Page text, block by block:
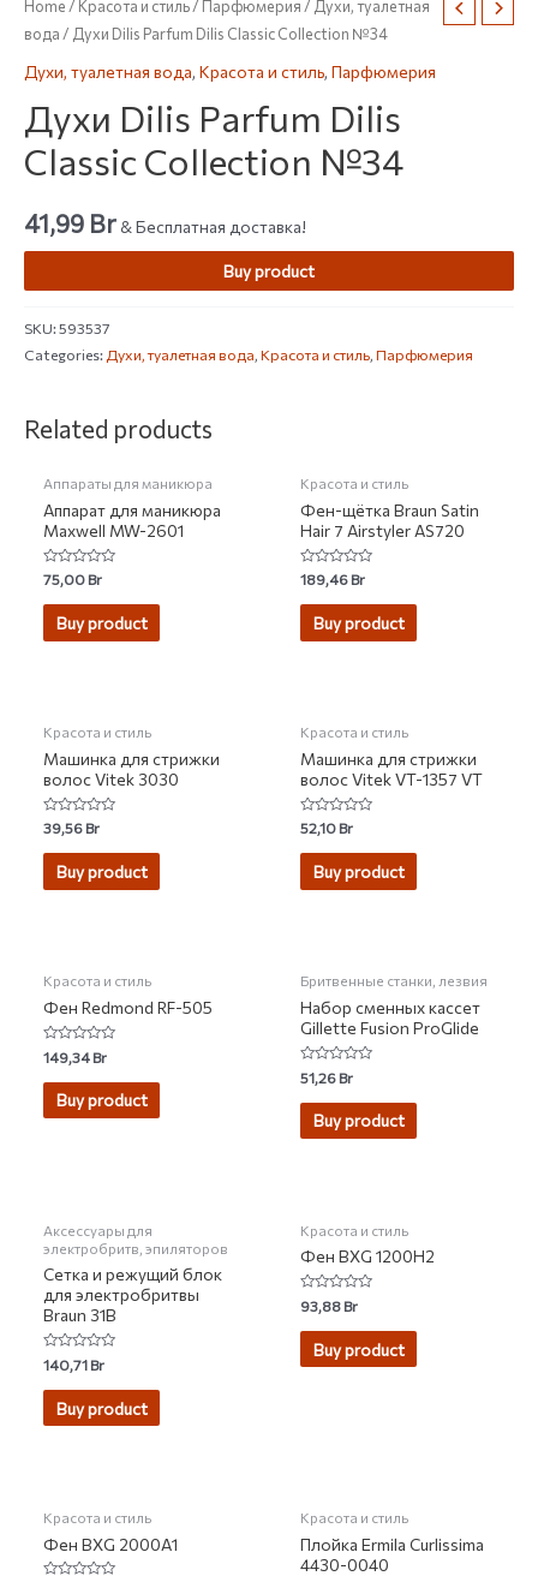
Home/ Красота и стиль/ Парфюмерия/ Духи, туалетная
вода/ Духи Dilis Parfum Dilis Classic Collection №34
Духи, туалетная вода, Красота и стиль, Парфюмерия
Духи Dilis Parfum Dilis
Classic Collection №34
41,99 Br& Бесплатная доставка!
Buy product
SKU:593537
Categories:Духи, туалетная вода,Красота и стиль,Парфюмерия
Related products
НЕТ НА СКЛАДЕ
Аппараты для маникюра
Аппарат для маникюра
Maxwell MW-2601
Rated
0
out
75,00Br
Buy product
Красота и стиль
Фен-щётка Braun Satin
Hair 7 Airstyler AS720
Rated
0
out
189,46Br
Buy product
Красота и стиль
Машинка для стрижки
волос Vitek 3030
Rated
0
out
39,56Br
Buy product
Красота и стиль
Машинка для стрижки
волос Vitek VT-1357 VT
Rated
0
out
52,10Br
Buy product
Красота и стиль
Фен Redmond RF-505
Rated
0
out
149,34Br
Buy product
Бритвенные станки, лезвия
Набор сменных кассет
Gillette Fusion ProGlide
Rated
0
out
51,26Br
Buy product
Аксессуары для
электробритв, эпиляторов
Сетка и режущий блок
для электробритвы
Braun 31B
Rated
0
out
140,71Br
Buy product
Красота и стиль
Фен BXG 1200H2
Rated
0
out
93,88Br
Buy product
Красота и стиль
Фен BXG 2000A1
Красота и стиль
Плойка Ermila Curlissima
4430-0040